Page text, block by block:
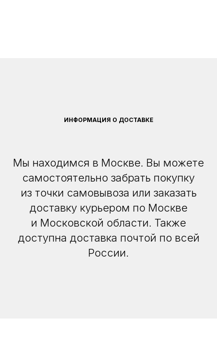
ИНФОРМАЦИЯ О ДОСТАВКЕ
Мы находимся в Москве. Вы можете
самостоятельно забрать покупку
из точки самовывоза или заказать
доставку курьером по Москве
и Московской области. Также
доступна доставка почтой по всей
России.